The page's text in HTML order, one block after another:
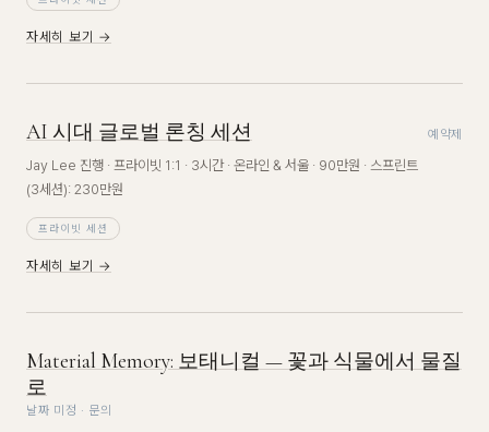
자세히 보기 →
AI 시대 글로벌 론칭 세션 예약제
Jay Lee 진행 · 프라이빗 1:1 · 3시간 · 온라인 & 서울 · 90만원 · 스프린트
(3세션): 230만원
프라이빗 세션
자세히 보기 →
Material Memory: 보태니컬 — 꽃과 식물에서 물질
로
날짜 미정 · 문의